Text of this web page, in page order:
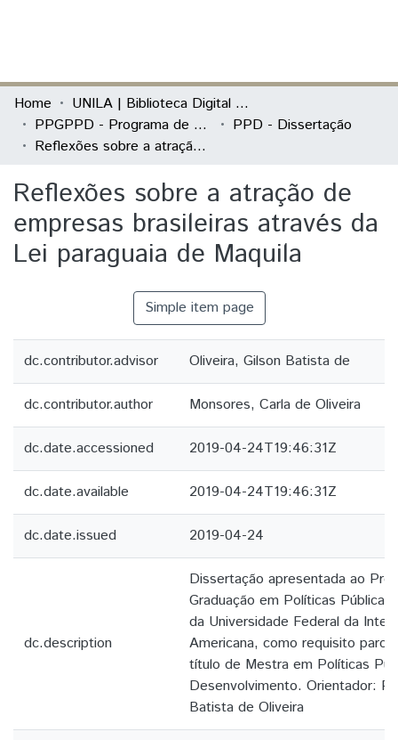
Communities & Collections
All of DSpace
Home
UNILA | Biblioteca Digital de Dissertações e Teses
PPGPPD - Programa de Pós-Graduação em Políticas Públicas e Desenvolvimento
PPD - Dissertação
Reflexões sobre a atração de empresas brasileiras através da Lei paraguaia de Maquila
Reflexões sobre a atração de
empresas brasileiras através da
Lei paraguaia de Maquila
Simple item page
dc.contributor.advisor Oliveira, Gilson Batista de
dc.contributor.author Monsores, Carla de Oliveira
dc.date.accessioned 2019-04-24T19:46:31Z
dc.date.available 2019-04-24T19:46:31Z
dc.date.issued 2019-04-24
dc.description
Dissertação apresentada ao
Graduação em Políticas
da Universidade Federal da
Americana, como requisito
título de Mestra em Políticas
Desenvolvimento. Orientador:
Batista de Oliveira